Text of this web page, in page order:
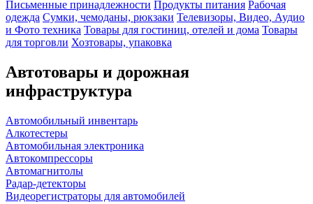
Письменные принадлежности Продукты питания Рабочая
одежда Сумки, чемоданы, рюкзаки Телевизоры, Видео, Аудио
и Фото техника Товары для гостиниц, отелей и дома Товары
для торговли Хозтовары, упаковка
Автотовары и дорожная
инфраструктура
Автомобильный инвентарь
Алкотестеры
Автомобильная электроника
Автокомпрессоры
Автомагнитолы
Радар-детекторы
Видеорегистраторы для автомобилей